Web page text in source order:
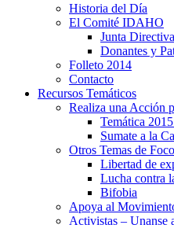
Historia del Día
El Comité IDAHO
Junta
Donantes y
Folleto 2014
Contacto
Recursos Temáticos
Realiza una Acción
Temática
Sumate a la
Otros Temas de Foco
Libertad de
Lucha contra
Bifobia
Apoya al
Activistas – Unanse